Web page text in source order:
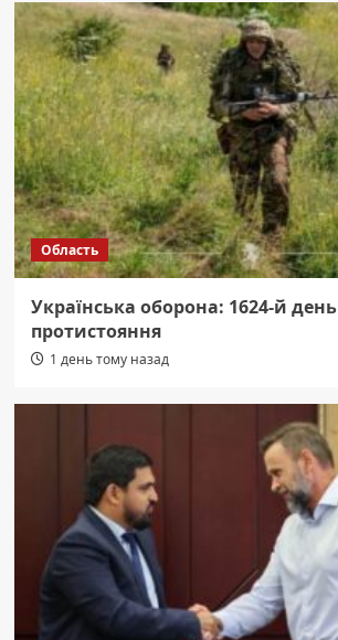
Область
Українська оборона: 1624-й день
протистояння
1 день тому назад